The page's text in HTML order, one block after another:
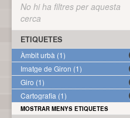
No hi ha filtres per aquesta
cerca
ETIQUETES
Àmbit urbà (1)
Imatge de Giron (1)
Giro (1)
Cartografia (1)
MOSTRAR MENYS ETIQUETES